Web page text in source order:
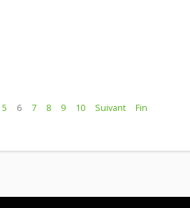
5 6 7 8 9 10 Suivant Fin